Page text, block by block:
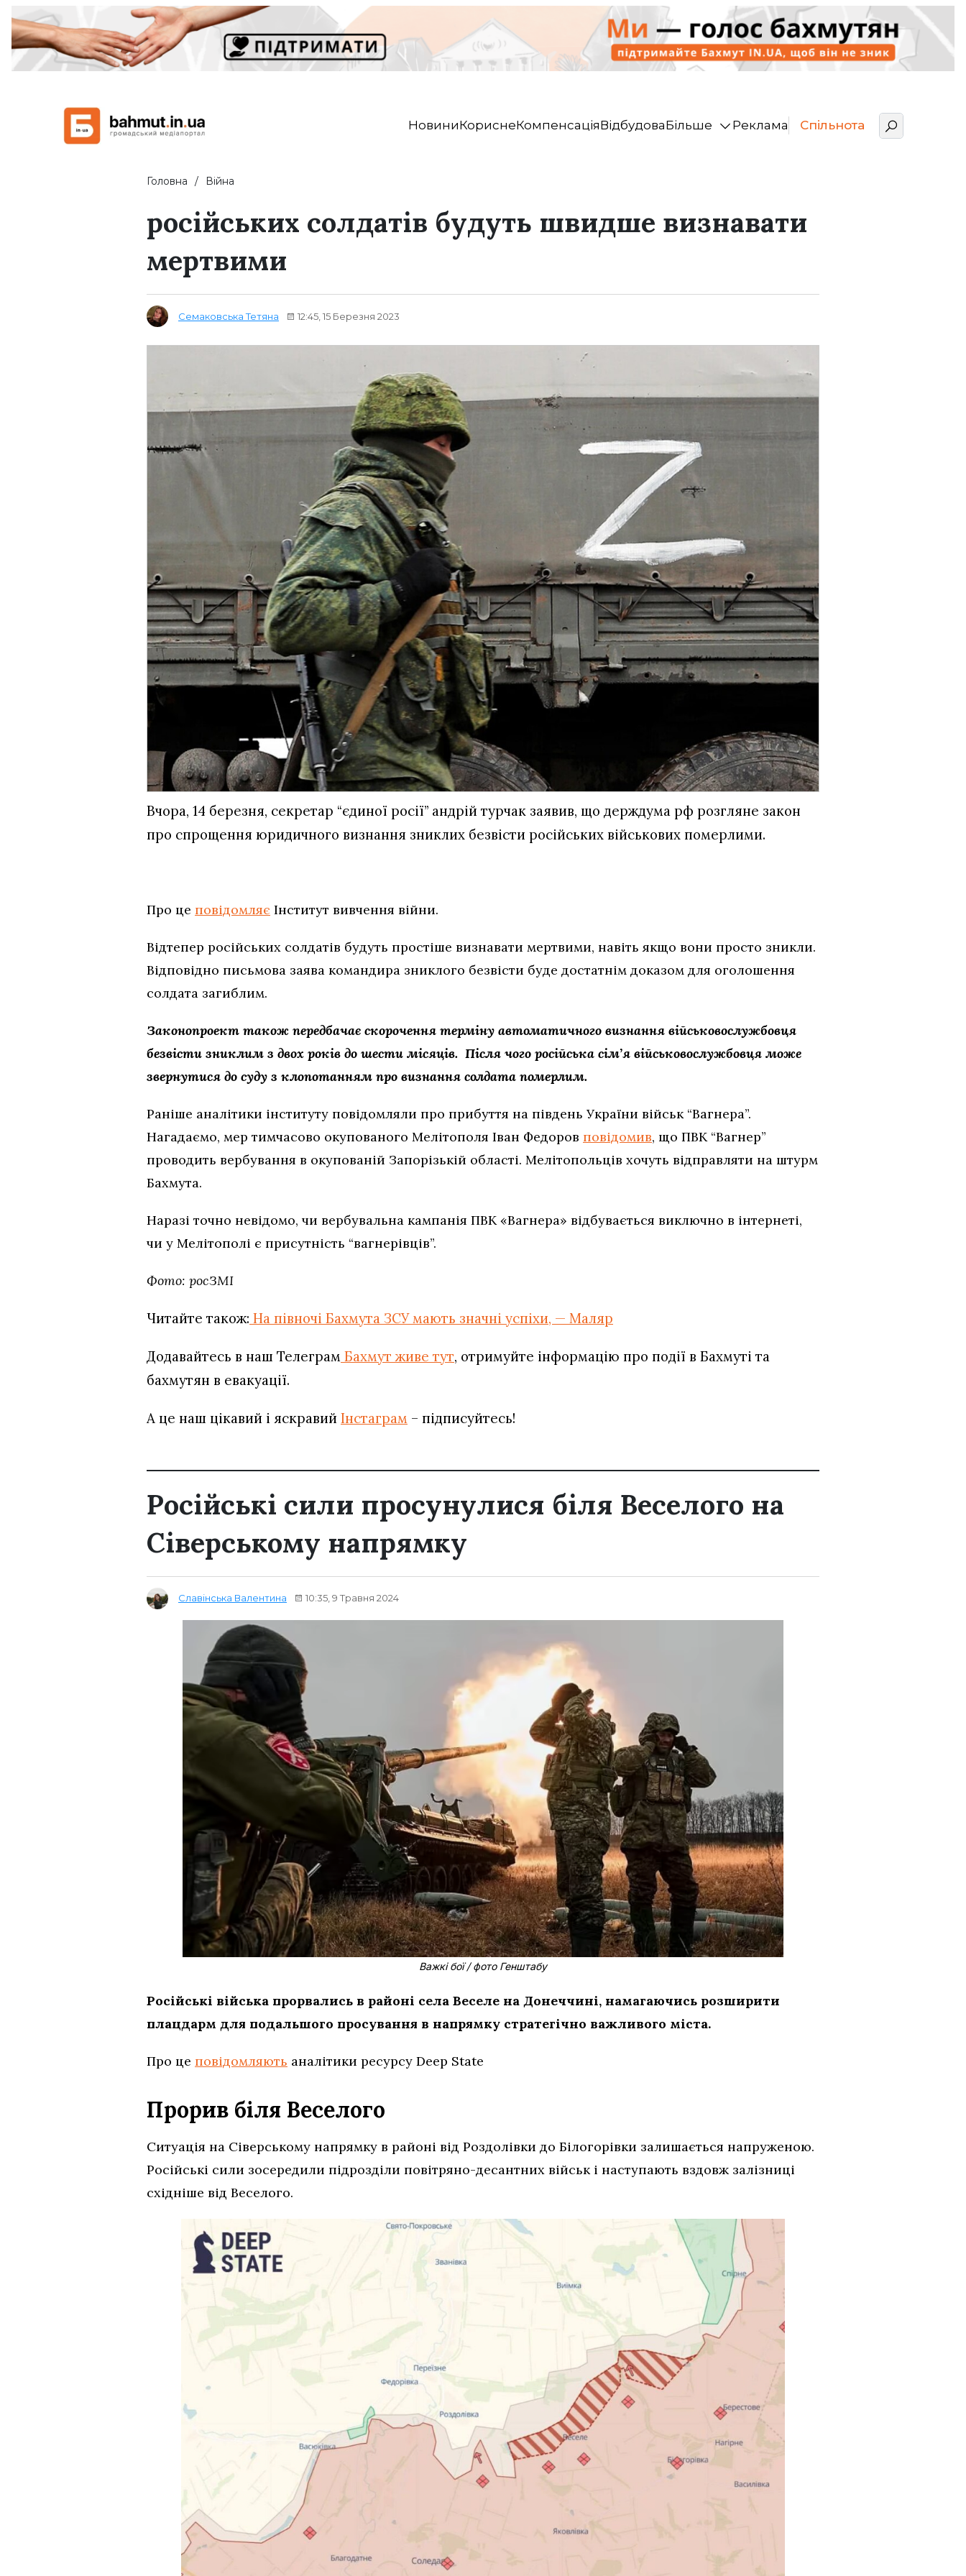
НовиниКориснеКомпенсаціяВідбудоваБільше Реклама Спільнота
Головна Війна
російських солдатів будуть швидше визнавати
мертвими
Семаковська Тетяна 12:45, 15 Березня 2023
Вчора, 14 березня, секретар “єдиної росії” андрій турчак заявив, що держдума рф розгляне закон
про спрощення юридичного визнання зниклих безвісти російських військових померлими.
Про це повідомляє Інститут вивчення війни.
Відтепер російських солдатів будуть простіше визнавати мертвими, навіть якщо вони просто зникли.
Відповідно письмова заява командира зниклого безвісти буде достатнім доказом для оголошення
солдата загиблим.
Законопроект також передбачає скорочення терміну автоматичного визнання військовослужбовця
безвісти зниклим з двох років до шести місяців. Після чого російська сім’я військовослужбовця може
звернутися до суду з клопотанням про визнання солдата померлим.
Раніше аналітики інституту повідомляли про прибуття на південь України військ “Вагнера”.
Нагадаємо, мер тимчасово окупованого Мелітополя Іван Федоров повідомив, що ПВК “Вагнер”
проводить вербування в окупованій Запорізькій області. Мелітопольців хочуть відправляти на штурм
Бахмута.
Наразі точно невідомо, чи вербувальна кампанія ПВК «Вагнера» відбувається виключно в інтернеті,
чи у Мелітополі є присутність “вагнерівців”.
Фото: росЗМІ
Читайте також: На півночі Бахмута ЗСУ мають значні успіхи, — Маляр
Додавайтесь в наш Телеграм Бахмут живе тут, отримуйте інформацію про події в Бахмуті та
бахмутян в евакуації.
А це наш цікавий і яскравий Інстаграм – підписуйтесь!
Російські сили просунулися біля Веселого на
Сіверському напрямку
Славінська Валентина 10:35, 9 Травня 2024
Важкі бої / фото Генштабу
Російські війська прорвались в районі села Веселе на Донеччині, намагаючись розширити
плацдарм для подальшого просування в напрямку стратегічно важливого міста.
Про це повідомляють аналітики ресурсу Deep State
Прорив біля Веселого
Ситуація на Сіверському напрямку в районі від Роздолівки до Білогорівки залишається напруженою.
Російські сили зосередили підрозділи повітряно-десантних військ і наступають вздовж залізниці
східніше від Веселого.